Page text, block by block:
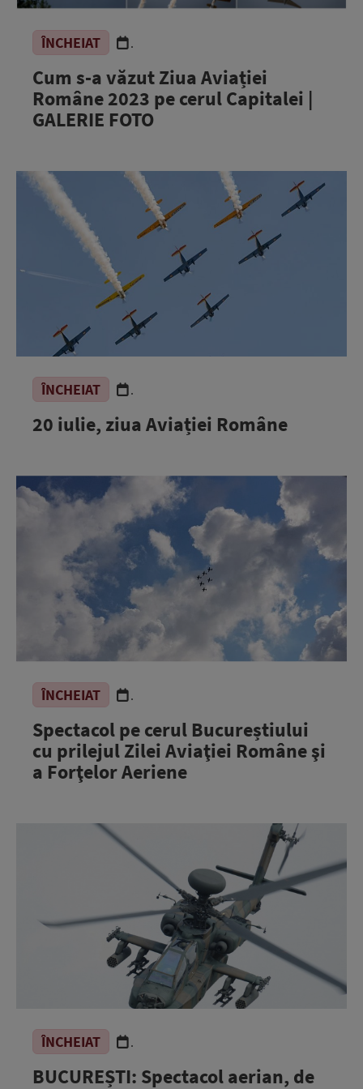
ÎNCHEIAT .
Cum s-a văzut Ziua Aviației
Române 2023 pe cerul Capitalei |
GALERIE FOTO
ÎNCHEIAT .
20 iulie, ziua Aviației Române
ÎNCHEIAT .
Spectacol pe cerul Bucureștiului
cu prilejul Zilei Aviaţiei Române şi
a Forţelor Aeriene
ÎNCHEIAT .
BUCUREȘTI: Spectacol aerian, de